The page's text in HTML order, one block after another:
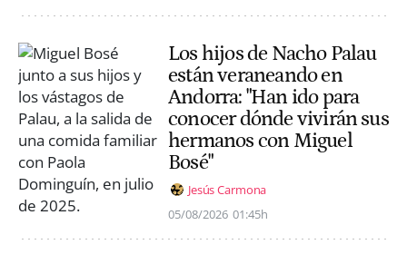
Los hijos de Nacho Palau
están veraneando en
Andorra: "Han ido para
conocer dónde vivirán sus
hermanos con Miguel
Bosé"
Jesús Carmona
05/08/2026 01:45h